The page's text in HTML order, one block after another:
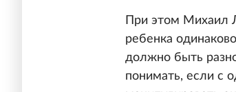
При этом Михаил
ребенка
должно быть
понимать, если с